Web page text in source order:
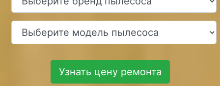
Узнать цену ремонта